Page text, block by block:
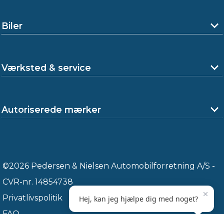
Biler
Værksted & service
Autoriserede mærker
©2026 Pedersen & Nielsen Automobilforretning A/S -
CVR-nr. 14854738
Privatlivspolitik